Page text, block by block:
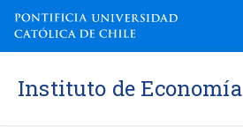
Instituto de Economía